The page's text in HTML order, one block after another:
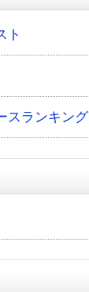
ト
スランキング